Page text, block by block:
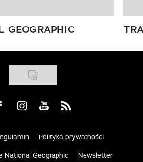
GEOGRAPHIC
us on Facebook
Visit us on Instagram
Visit us on Youtube
Visit us on Rss
Polityka prywatności
National Geographic Newsletter